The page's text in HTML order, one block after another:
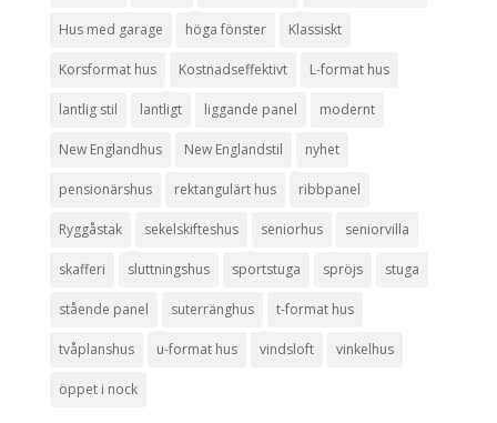
Hus med garage höga fönster Klassiskt
Korsformat hus Kostnadseffektivt L-format hus
lantlig stil lantligt liggande panel modernt
New Englandhus New Englandstil nyhet
pensionärshus rektangulärt hus ribbpanel
Ryggåstak sekelskifteshus seniorhus seniorvilla
skafferi sluttningshus sportstuga spröjs stuga
stående panel suterränghus t-format hus
tvåplanshus u-format hus vindsloft vinkelhus
öppet i nock